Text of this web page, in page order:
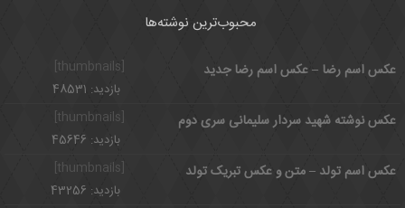
محبوب‌ترین نوشته‌ها
عکس اسم رضا – عکس اسم رضا جدید
بازدید: 48531
[thumbnails]
عکس نوشته شهید سردار سلیمانی سری دوم
بازدید: 45646
عکس اسم تولد – متن و عکس تبریک تولد
بازدید: 43256